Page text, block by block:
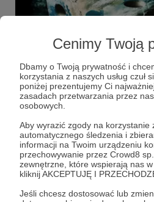
Cenimy Twoją
Dbamy o Twoją prywatność i
korzystania z naszych usług czuł
poniżej prezentujemy Ci
zasadach przetwarzania przez
osobowych.
Aby wyrazić zgody na korzystanie
automatycznego śledzenia i
informacji na Twoim urządzeniu
przechowywanie przez Crowd8
zewnętrzne, które wspierają nas w
kliknij AKCEPTUJĘ I
Jeśli chcesz dostosować lub
07.12.2024 Brak komentarzy
Strategy&Future.
6.12.2024
W środę francuski parlament
wobec premiera Francji Michela
dzięki wspólnemu głosowaniu
skrajnej lewicy. Bezpośrednią
Francji na przyszły rok,
Albert Świdziński Krzysztof